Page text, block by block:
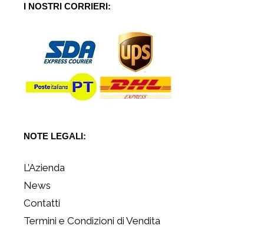
I NOSTRI CORRIERI:
NOTE LEGALI:
L’Azienda
News
Contatti
Termini e Condizioni di Vendita